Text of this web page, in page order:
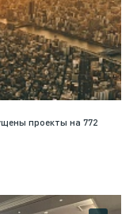
проекты на 772